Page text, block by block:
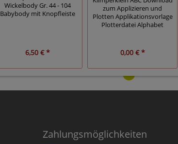
Wickelbody Gr. 44 - 104
Babybody mit Knopfleiste
6,50 € *
zum Applizieren und
Plotten Applikationsvorlage
Plotterdatei Alphabet
0,00 € *
Zahlungsmöglichkeiten